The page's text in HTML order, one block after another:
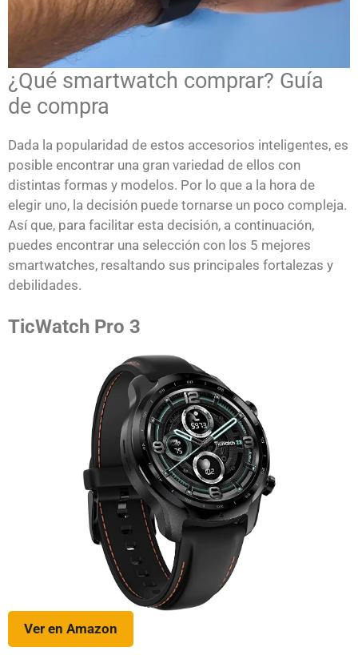
¿Qué smartwatch comprar? Guía
de compra
Dada la popularidad de estos accesorios inteligentes, es
posible encontrar una gran variedad de ellos con
distintas formas y modelos. Por lo que a la hora de
elegir uno, la decisión puede tornarse un poco compleja.
Así que, para facilitar esta decisión, a continuación,
puedes encontrar una selección con los 5 mejores
smartwatches, resaltando sus principales fortalezas y
debilidades.
TicWatch Pro 3
Ver en Amazon